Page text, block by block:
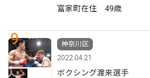
富家町在住 49歳
9
神奈川区
2022.04.21
ボクシング渡来選手